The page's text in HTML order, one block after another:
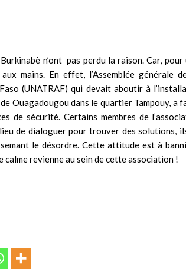
n’ont pas perdu la raison. Car,
mains. En effet, l’Assemblée générale
(UNATRAF) qui devait aboutir à
Ouagadougou dans le quartier Tampouy, a
de sécurité. Certains membres de
de dialoguer pour trouver des solutions,
le désordre. Cette attitude est à
calme revienne au sein de cette association !